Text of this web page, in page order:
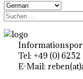
Tel: +49 (0) 6252
E-Mail: